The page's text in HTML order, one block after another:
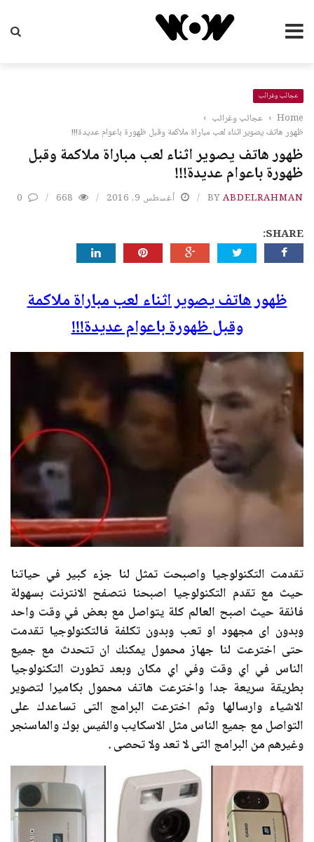
عجائب وغرائب
Home
› عجائب وغرائب ›
ظهور هاتف يصوير اثناء لعب مباراة ملاكمة وقبل ظهورة باعوام عديدة!!!
ظهور هاتف يصوير اثناء لعب مباراة ملاكمة وقبل
ظهورة باعوام عديدة!!!
BYABDELRAHMAN أغسطس 9, 2016 668
0
SHARE:
ظهور هاتف يصوير اثناء لعب مباراة ملاكمة
وقبل ظهورة باعوام عديدة!!!
تقدمت التكنولوجيا واصبحت تمثل لنا جزء كبير في حياتنا
حيث مع تقدم التكنولوجيا اصبحنا نتصفح الانترنت بسهولة
فائقة حيث اصبح العالم كلة يتواصل مع بعض في وقت واحد
وبدون اى مجهود او تعب وبدون تكلفة فالتكنولوجيا تقدمت
حتى اخترعت لنا جهاز محمول يمكنك ان تتحدث مع جميع
الناس في اي وقت وفي اي مكان وبعد تطورت التكنولوجيا
بطريقة سريعة جدا واخترعت هاتف محمول بكاميرا لتصوير
الاشياء وارسالها وثم اخترعت البرامج التى تساعدك على
التواصل مع جميع الناس مثل الاسكايب والفيس بوك والماسنجر
وغيرهم من البرامج التى لا تعد ولا تحصى .